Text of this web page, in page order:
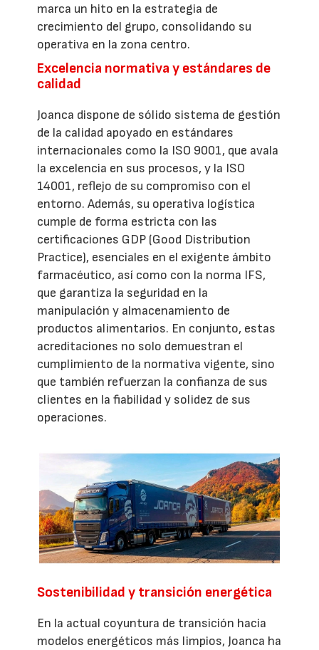
marca un hito en la estrategia de
crecimiento del grupo, consolidando su
operativa en la zona centro.
Excelencia normativa y estándares de
calidad
Joanca dispone de sólido sistema de gestión
de la calidad apoyado en estándares
internacionales como la ISO 9001, que avala
la excelencia en sus procesos, y la ISO
14001, reflejo de su compromiso con el
entorno. Además, su operativa logística
cumple de forma estricta con las
certificaciones GDP (Good Distribution
Practice), esenciales en el exigente ámbito
farmacéutico, así como con la norma IFS,
que garantiza la seguridad en la
manipulación y almacenamiento de
productos alimentarios. En conjunto, estas
acreditaciones no solo demuestran el
cumplimiento de la normativa vigente, sino
que también refuerzan la confianza de sus
clientes en la fiabilidad y solidez de sus
operaciones.
Sostenibilidad y transición energética
En la actual coyuntura de transición hacia
modelos energéticos más limpios, Joanca ha